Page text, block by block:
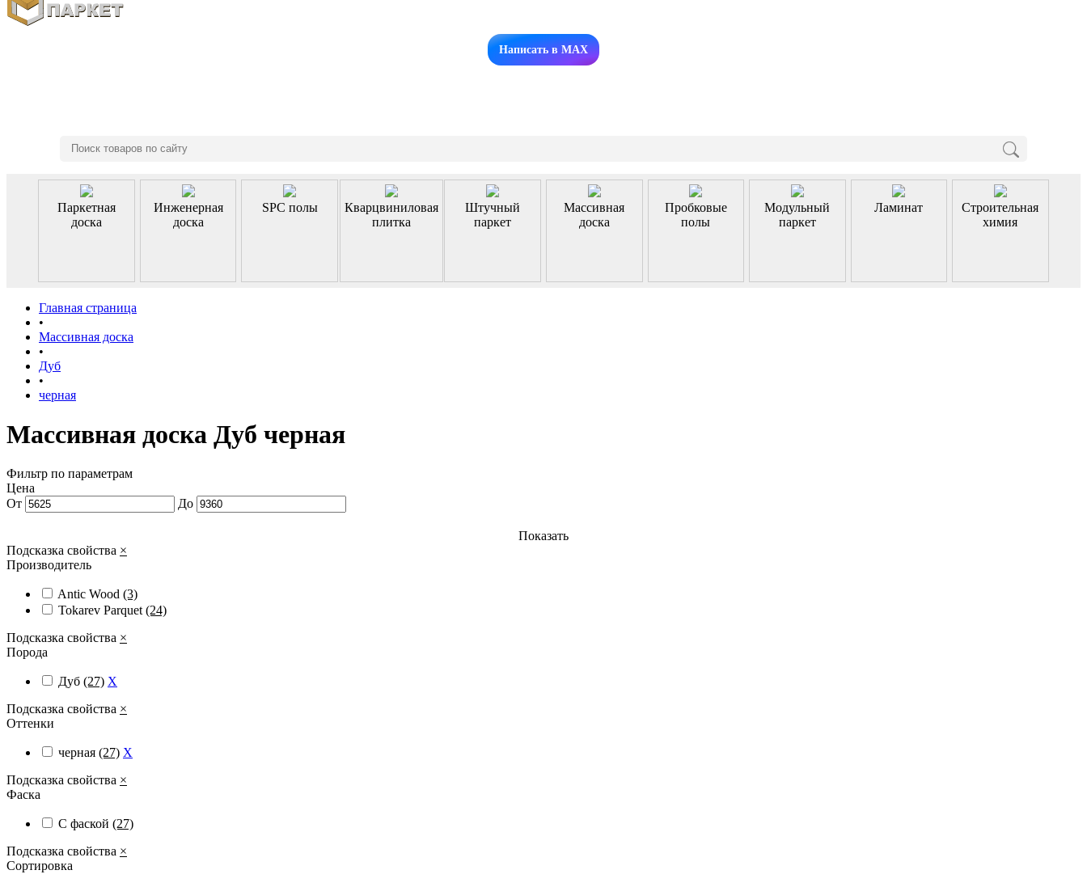
Заказать звонок
Написать в MAX
Паркетная
доска
Инженерная
доска
SPC полы
Кварцвиниловая
плитка
Штучный
паркет
Массивная
доска
Пробковые
полы
Модульный
паркет
Ламинат
Строительная
химия
Главная страница
•
Массивная доска
•
Дуб
•
черная
Массивная доска Дуб черная
Фильтр по параметрам
Цена
От
До
Показать
Подсказка свойства ×
Производитель
Antic Wood (3)
Tokarev Parquet (24)
Подсказка свойства ×
Порода
Дуб (27) X
Подсказка свойства ×
Оттенки
черная (27) X
Подсказка свойства ×
Фаска
С фаской (27)
Подсказка свойства ×
Сортировка